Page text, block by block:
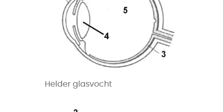
Helder glasvocht